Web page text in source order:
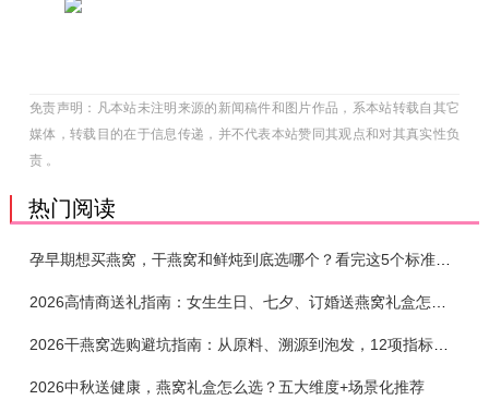
免责声明：凡本站未注明来源的新闻稿件和图片作品，系本站转载自其它
媒体，转载目的在于信息传递，并不代表本站赞同其观点和对其真实性负
责 。
热门阅读
孕早期想买燕窝，干燕窝和鲜炖到底选哪个？看完这5个标准再下单
2026干燕窝选购避坑指南：从原料、溯源到泡发，12项指标判断靠谱燕窝
2026中秋送健康，燕窝礼盒怎么选？五大维度+场景化推荐